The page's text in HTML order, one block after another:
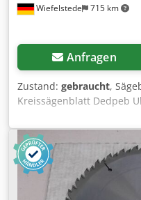
Wiefelstede 715 km
Anfragen
Zustand: gebraucht,
Kreissägenblatt Dedpeb
HW -UFN - bestückt -Ø
max. 9000 -Preis: pro
Gewicht: 0,7 kg/Stück